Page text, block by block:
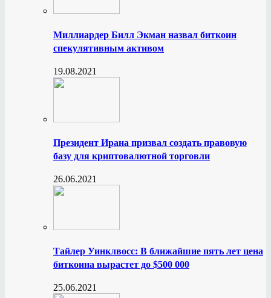
Миллиардер Билл Экман назвал биткоин
спекулятивным активом
19.08.2021
Президент Ирана призвал создать правовую
базу для криптовалютной торговли
26.06.2021
Тайлер Уинклвосс: В ближайшие пять лет цена
биткоина вырастет до $500 000
25.06.2021